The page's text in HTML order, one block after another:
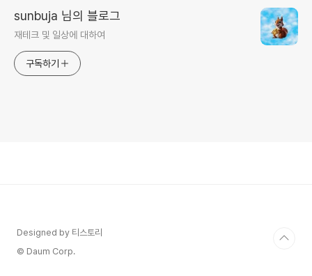
sunbuja 님의 블로그
재테크 및 일상에 대하여
구독하기
Designed by 티스토리
© Daum Corp.